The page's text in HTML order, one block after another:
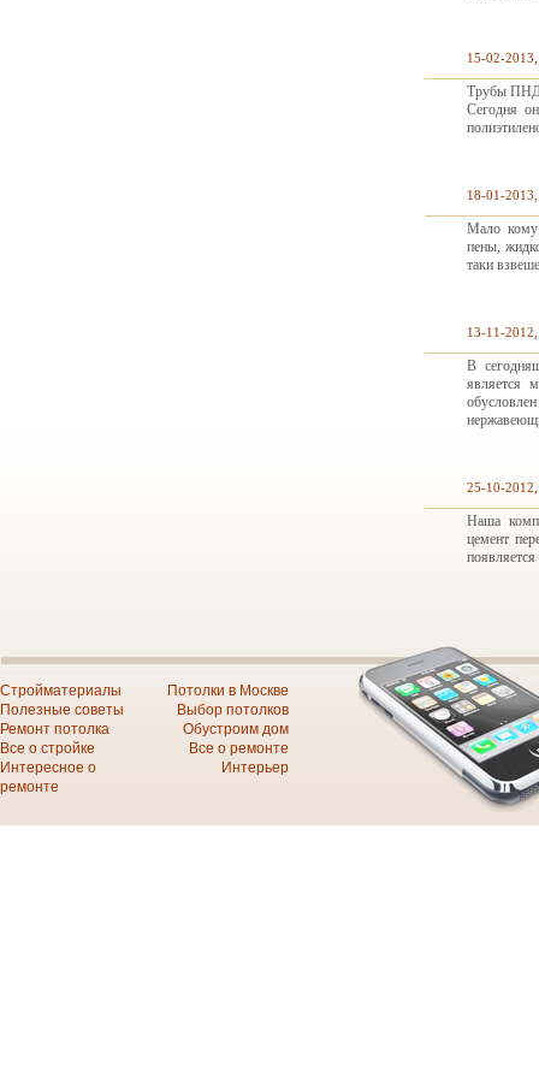
15-02-
Трубы ПНД
Сегодня
18-01-
Мало кому
пены,
таки
13-11-
В
является
25-10-
Наша
цемент
Стройматериалы
Полезные советы
Ремонт потолка
Все о стройке
Интересное о
ремонте
Потолки в Москве
Выбор потолков
Обустроим дом
Все о ремонте
Интерьер